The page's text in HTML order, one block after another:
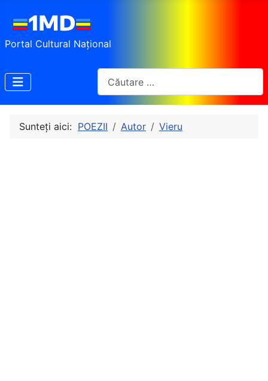
Portal Cultural Național
Sunteți aici: POEZII Autor Vieru